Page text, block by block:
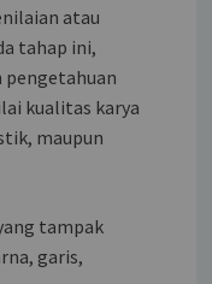
atau
tahap ini,
pengetahuan
kualitas karya
maupun
tampak
garis,